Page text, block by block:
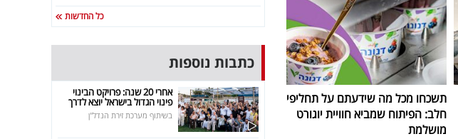
תשכחו מכל מה שידעתם על תחליפי
חלב: הפיתוח שמביא חוויית יוגורט
מושלמת
כל החדשות
כתבות נוספות
אחרי 20 שנה: פרויקט הבינוי
פינוי הגדול בישראל יוצא לדרך
בשיתוף מערכת זירת הנדל"ן